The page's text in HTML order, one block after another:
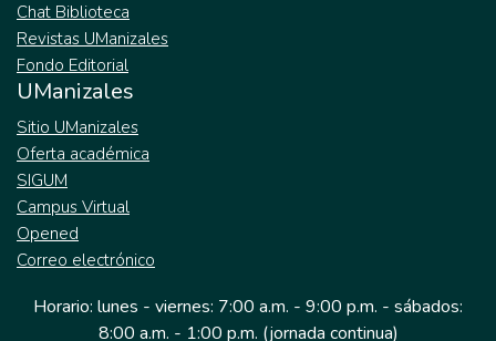
Chat Biblioteca
Revistas UManizales
Fondo Editorial
UManizales
Sitio UManizales
Oferta académica
SIGUM
Campus Virtual
Opened
Correo electrónico
Horario: lunes - viernes: 7:00 a.m. - 9:00 p.m. - sábados:
8:00 a.m. - 1:00 p.m. (jornada continua)